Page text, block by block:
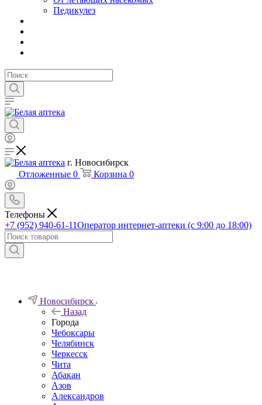
Педикулез
г. Новосибирск
Отложенные 0 Корзина 0
Телефоны
+7 (952) 940-61-11Оператор интернет-аптеки (с 9:00 до 18:00)
Новосибирск
Назад
Города
Чебоксары
Челябинск
Черкесск
Чита
Абакан
Азов
Александров